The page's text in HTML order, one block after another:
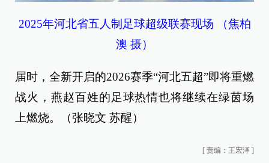
2025年河北省五人制足球超级联赛现场 （焦柏
澳 摄）
届时，全新开启的2026赛季“河北五超”即将重燃
战火，燕赵百姓的足球热情也将继续在绿茵场
上燃烧。（张晓文 苏醒）
[ 责编：王宏泽 ]